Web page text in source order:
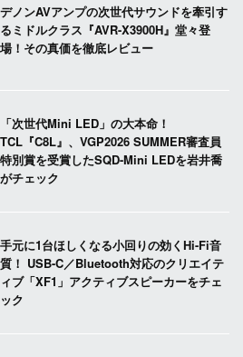
デノンAVアンプの次世代サウンドを牽引す
るミドルクラス『AVR-X3900H』堂々登
場！その真価を徹底レビュー
「次世代Mini LED」の大本命！
TCL『C8L』、VGP2026 SUMMER審査員
特別賞を受賞したSQD-Mini LEDを岩井喬
がチェック
手元に1台ほしくなる小回りの効くHi-Fi音
質！ USB-C／Bluetooth対応のクリエイテ
ィブ「XF1」アクティブスピーカーをチェ
ック